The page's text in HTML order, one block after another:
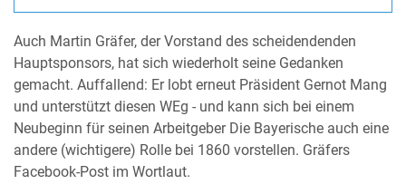
Auch Martin Gräfer, der Vorstand des scheidendenden
Hauptsponsors, hat sich wiederholt seine Gedanken
gemacht. Auffallend: Er lobt erneut Präsident Gernot Mang
und unterstützt diesen WEg - und kann sich bei einem
Neubeginn für seinen Arbeitgeber Die Bayerische auch eine
andere (wichtigere) Rolle bei 1860 vorstellen. Gräfers
Facebook-Post im Wortlaut.